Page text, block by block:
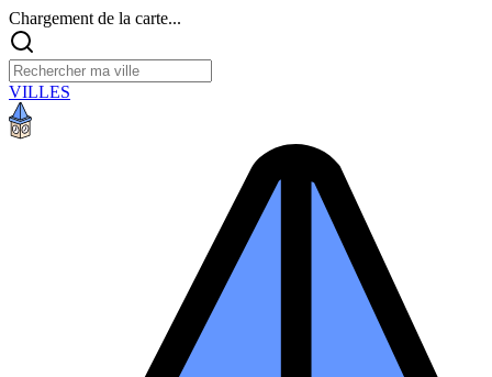
Chargement de la carte...
VILLES